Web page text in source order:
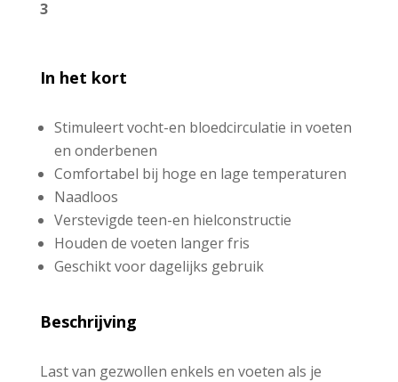
3
In het kort
Stimuleert vocht-en bloedcirculatie in voeten
en onderbenen
Comfortabel bij hoge en lage temperaturen
Naadloos
Verstevigde teen-en hielconstructie
Houden de voeten langer fris
Geschikt voor dagelijks gebruik
Beschrijving
Last van gezwollen enkels en voeten als je